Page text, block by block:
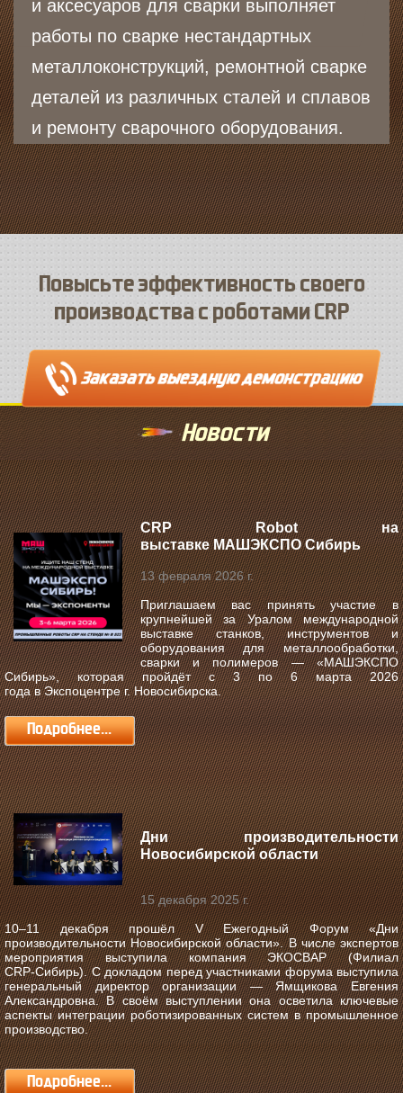
и аксесуаров для сварки выполняет
работы по сварке нестандартных
металлоконструкций, ремонтной сварке
деталей из различных сталей и сплавов
и ремонту сварочного оборудования.
Повысьте эффективность своего
производства с роботами CRP
Новости
CRP Robot на
выставке МАШЭКСПО Сибирь
13 февраля 2026 г.
Приглашаем вас принять участие в
крупнейшей за Уралом международной
выставке станков, инструментов и
оборудования для металлообработки,
сварки и полимеров —«МАШЭКСПО
Сибирь», которая пройдёт с3 по 6 марта 2026
годавЭкспоцентре г. Новосибирска.
Подробнее...
Дни производительности
Новосибирской области
15 декабря 2025 г.
10–11 декабря прошёл V Ежегодный Форум «Дни
производительности Новосибирской области».В числе экспертов
мероприятия выступила компания ЭКОСВАР (Филиал
CRP‑Сибирь). С докладом перед участниками форума выступила
генеральный директор организации — Ямщикова Евгения
Александровна. В своём выступлении она осветила ключевые
аспекты интеграции роботизированных систем в промышленное
производство.
Подробнее...